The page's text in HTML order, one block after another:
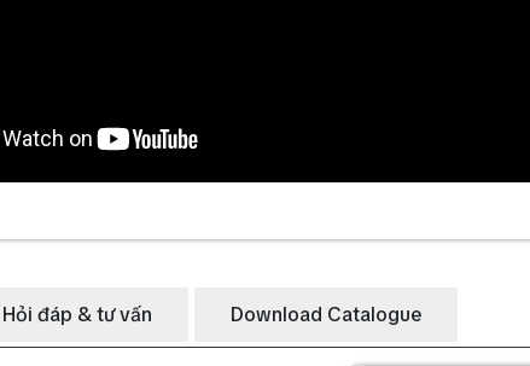
Hỏi đáp & tư vấn Download Catalogue